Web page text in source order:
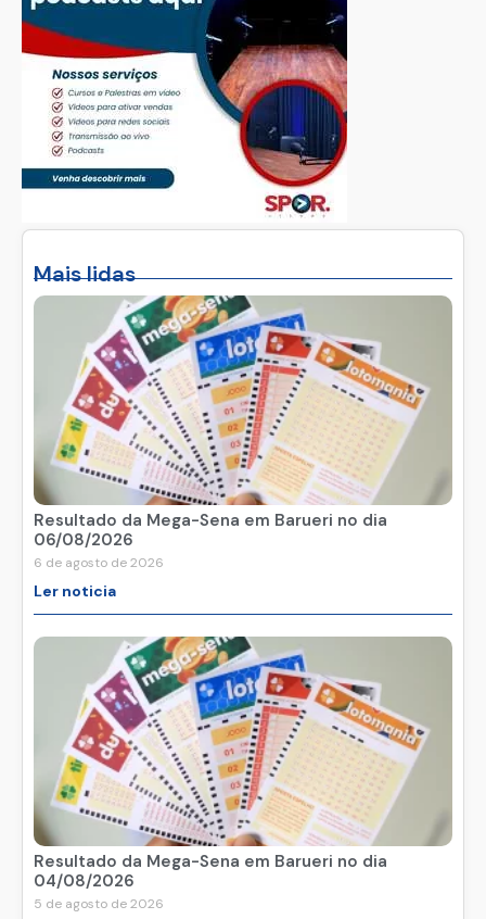
Mais lidas
Resultado da Mega-Sena em Barueri no dia
06/08/2026
6 de agosto de 2026
Ler noticia
Resultado da Mega-Sena em Barueri no dia
04/08/2026
5 de agosto de 2026